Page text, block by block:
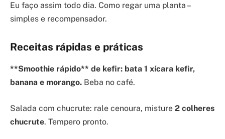
Eu faço assim todo dia. Como regar uma planta –
simples e recompensador.
Receitas rápidas e práticas
**Smoothie rápido** de kefir: bata 1 xícara kefir,
banana e morango. Beba no café.
Salada com chucrute: rale cenoura, misture 2 colheres
chucrute. Tempero pronto.